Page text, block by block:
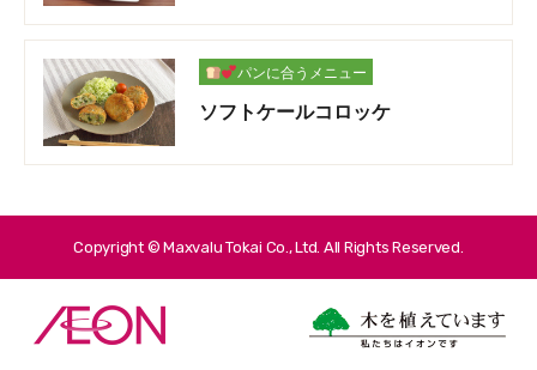
パンに合うメニュー
ソフトケールコロッケ
Copyright © Maxvalu Tokai Co., Ltd. All Rights Reserved.